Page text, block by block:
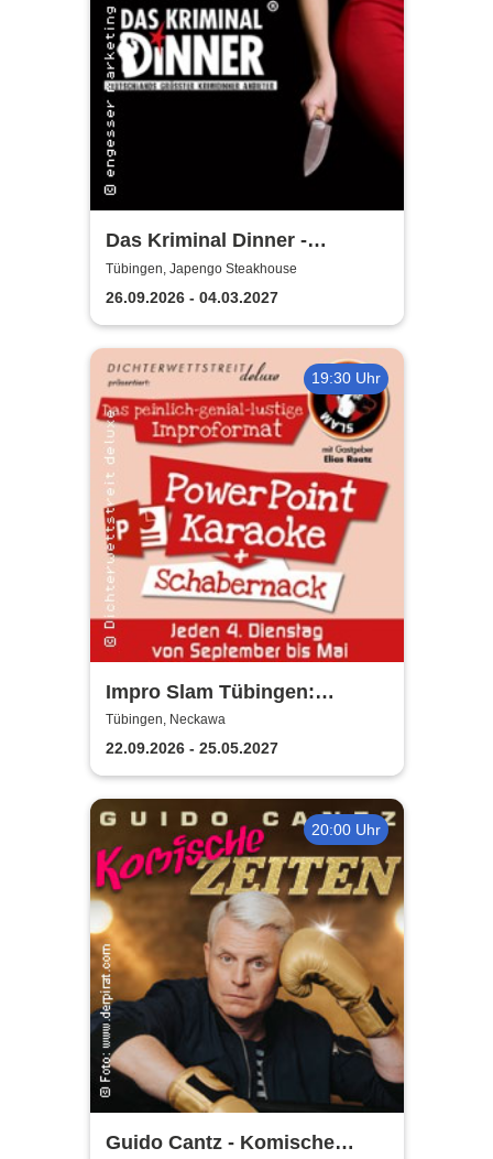
Das Kriminal Dinner -
Hauptkommissar Schröder
ermittelt
Tübingen, Japengo Steakhouse
26.09.2026 - 04.03.2027
19:30 Uhr
Impro Slam Tübingen:
PowerPoint-Karaoke
Tübingen, Neckawa
22.09.2026 - 25.05.2027
20:00 Uhr
Guido Cantz - Komische